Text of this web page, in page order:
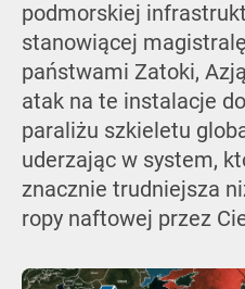
podmorskiej
stanowiącej
państwami Zatoki,
atak na te instalacje
paraliżu szkieletu
uderzając w system,
znacznie trudniejsza
ropy naftowej przez